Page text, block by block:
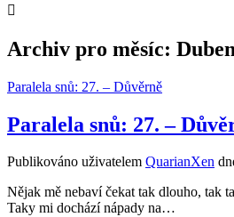
Archiv pro měsíc:
Paralela snů: 27. – Důvěrně
Paralela snů: 27. –
Publikováno uživatelem QuarianXen
Nějak mě nebaví čekat tak dlouho, tak
Taky mi dochází nápady na…